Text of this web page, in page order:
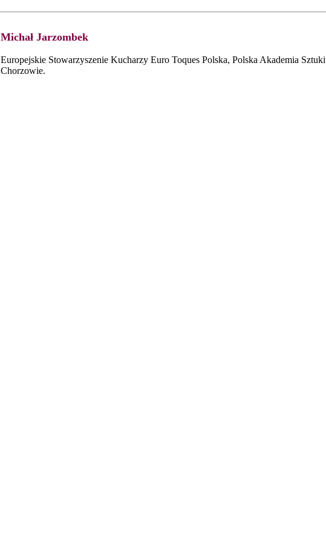
Michał Jarzombek
Europejskie Stowarzyszenie Kucharzy Euro Toques Polska, Polska Akademia
Chorzowie.